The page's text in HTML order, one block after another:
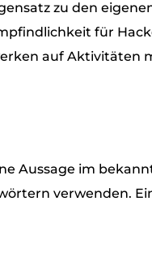
zu den
für
auf Aktivitäten
Aussage im
verwenden.